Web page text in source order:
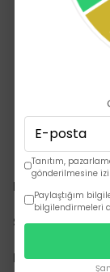
Kurumsal
Sözleşmeler
Hızlı Erişim
Tanıtım,
gönderilmesine
Paylaştığım
bilgilendirmeleri